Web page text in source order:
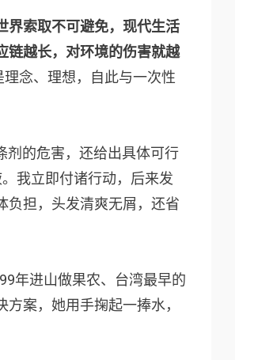
界索取不可避免，现代生活
链越长，对环境的伤害就越
念、理想，自此与一次性
剂的危害，还给出具体可行
我立即付诸行动，后来发
负担，头发清爽无屑，还省
年进山做果农、台湾最早的
案，她用手掬起一捧水，